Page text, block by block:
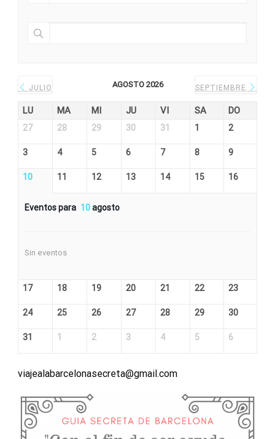
JULIO AGOSTO 2026 SEPTIEMBRE
LU MA MI JU VI SA DO
27 28 29 30 31 1 2
3 4 5 6 7 8 9
10 11 12 13 14 15 16
Eventos para 10agosto
Sin eventos
17 18 19 20 21 22 23
24 25 26 27 28 29 30
31 1 2 3 4 5 6
viajealabarcelonasecreta@gmail.com